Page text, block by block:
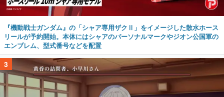
『機動戦士ガンダム』の「シャア専用ザクⅡ」をイメージした散水ホース
リールが予約開始。本体にはシャアのパーソナルマークやジオン公国軍の
エンブレム、型式番号などを配置
3